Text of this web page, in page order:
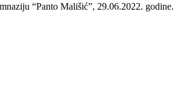
“Panto Mališić”, 29.06.2022. godine.